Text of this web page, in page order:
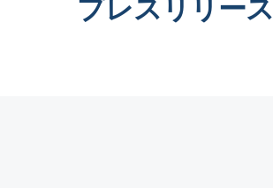
プレスリリース